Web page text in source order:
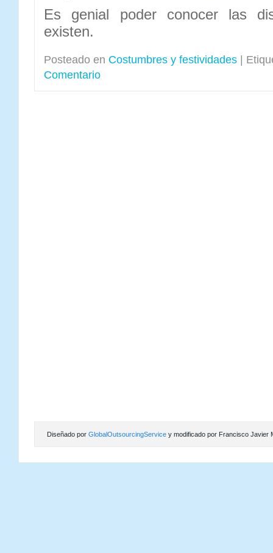
Es genial poder conocer las
existen.
Posteado en Costumbres y festividades
Comentario
Diseñado por GlobalOutsourcingService y modificado por Francisco Javier